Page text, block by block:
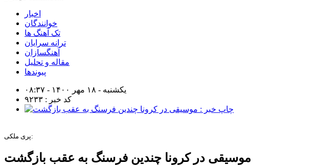
اخبار
خوانندگان
تک آهنگ ها
ترانه سرایان
آهنگسازان
مقاله و تحلیل
پیوندها
یکشنبه - ۱۸ مهر ۱۴۰۰ - ۰۸:۳۷
کد خبر : ۹۲۳۳
پری ملکی:
موسیقی در کرونا چندین فرسنگ به عقب بازگشت